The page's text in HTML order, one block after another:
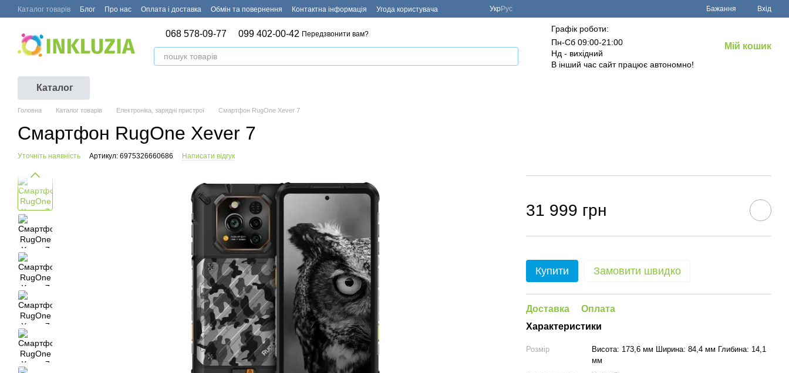
Перейти до основного контенту
Каталог товарів Блог Про нас Оплата і доставка Обмін та повернення Контактна інформація Угода користувача УкрРус Бажання Вхід
068 578-09-77 099 402-00-42 Передзвонити вам?
Графік роботи:
Пн-Сб 09:00-21:00
Нд - вихідний
В інший час сайт працює автономно!
Мій кошик
Каталог
Головна Каталог товарів Електроніка, зарядні пристрої Смартфон RugOne Xever 7
Смартфон RugOne Xever 7
Уточніть наявність Артикул: 6975326660686 Написати відгук
31 999 грн
Купити Замовити швидко
Доставка
Оплата
Характеристики
Розмір
Висота: 173,6 мм Ширина: 84,4 мм Глибина: 14,1
мм